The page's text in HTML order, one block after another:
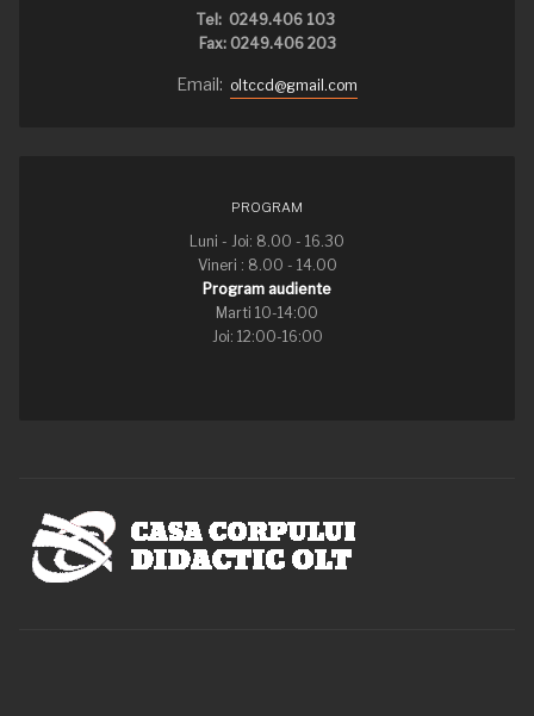
Tel: 0249.406 103
Fax: 0249.406 203
Email: oltccd@gmail.com
PROGRAM
Luni - Joi: 8.00 - 16.30
Vineri : 8.00 - 14.00
Program audiente
Marti 10-14:00
Joi: 12:00-16:00